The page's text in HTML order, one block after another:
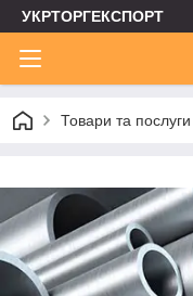
УКРТОРГЕКСПОРТ
Товари та послуги